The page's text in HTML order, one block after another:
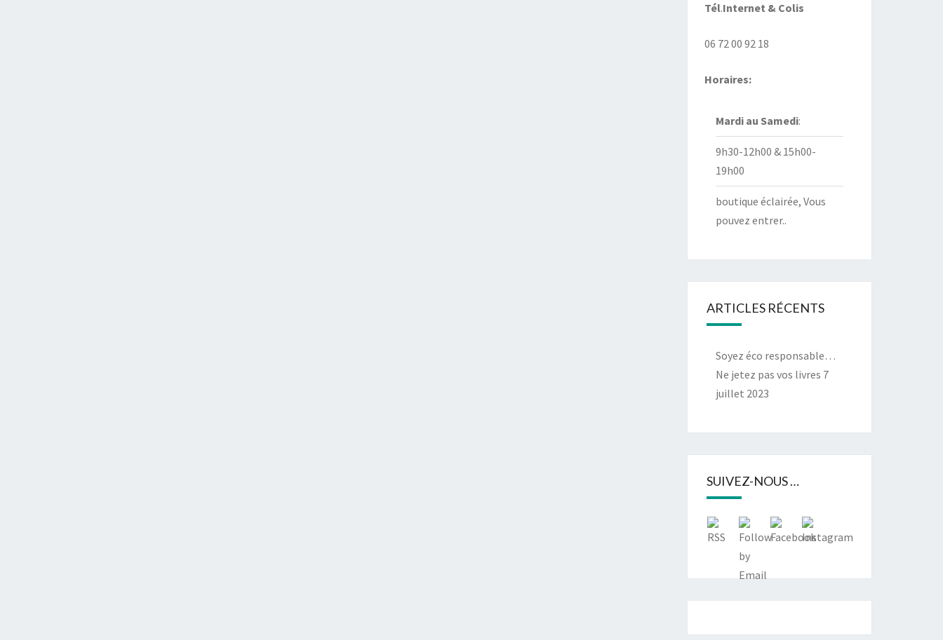
Tél.Internet & Colis
06 72 00 92 18
Horaires:
Mardi au Samedi:
9h30-12h00 & 15h00-
19h00
boutique éclairée, Vous
pouvez entrer..
ARTICLES RÉCENTS
Soyez éco responsable…
Ne jetez pas vos livres 7
juillet 2023
SUIVEZ-NOUS …